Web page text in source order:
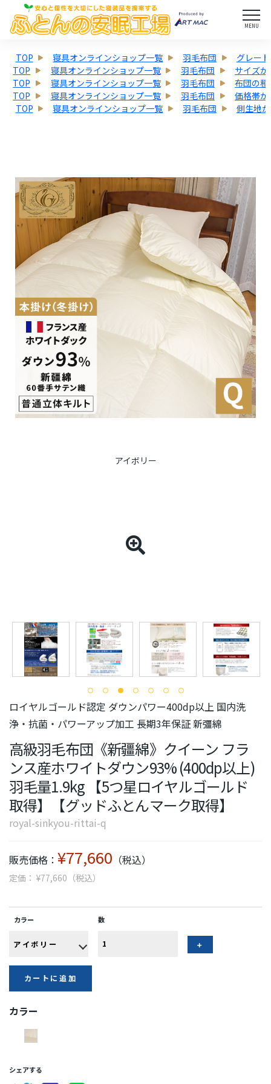
MENU
TOP 寝具オンラインショップ一覧 羽毛布団
グレー
TOP
寝具オンラインショップ一覧 羽毛布団
サイズ
TOP
寝具オンラインショップ一覧 羽毛布団
布団の
TOP
寝具オンラインショップ一覧 羽毛布団
価格帯
TOP
寝具オンラインショップ一覧 羽毛布団 側生地
アイボリー
ロイヤルゴールド認定 ダウンパワー400dp以上 国内洗
浄・抗菌・パワーアップ加工 長期3年保証 新彊綿
高級羽毛布団《新疆綿》クイーン フラ
ンス産ホワイトダウン93% (400dp以上)
羽毛量1.9kg 【5つ星ロイヤルゴールド
取得】【グッドふとんマーク取得】
royal-sinkyou-rittai-q
販売価格： ¥77,660 （税込）
定価： ¥77,660（税込）
カラー 数
カートに追加
カラー
シェアする